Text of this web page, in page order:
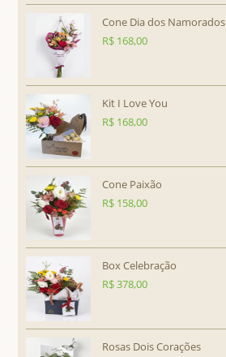
Cone Dia dos Namorados
R$ 168,00
Kit I Love You
R$ 168,00
Cone Paixão
R$ 158,00
Box Celebração
R$378,00
Rosas Dois Corações